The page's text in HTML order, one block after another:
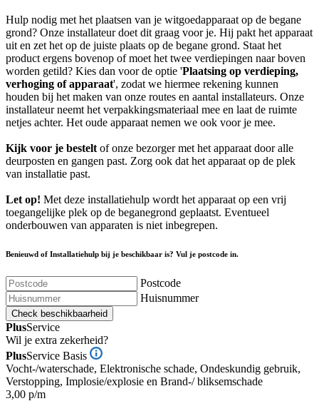
Hulp nodig met het plaatsen van je witgoedapparaat op de begane
grond? Onze installateur doet dit graag voor je. Hij pakt het apparaat
uit en zet het op de juiste plaats op de begane grond. Staat het
product ergens bovenop of moet het twee verdiepingen naar boven
worden getild? Kies dan voor de optie 'Plaatsing op verdieping,
verhoging of apparaat', zodat we hiermee rekening kunnen
houden bij het maken van onze routes en aantal installateurs. Onze
installateur neemt het verpakkingsmateriaal mee en laat de ruimte
netjes achter. Het oude apparaat nemen we ook voor je mee.
Kijk voor je bestelt of onze bezorger met het apparaat door alle
deurposten en gangen past. Zorg ook dat het apparaat op de plek
van installatie past.
Let op! Met deze installatiehulp wordt het apparaat op een vrij
toegangelijke plek op de beganegrond geplaatst. Eventueel
onderbouwen van apparaten is niet inbegrepen.
Benieuwd of Installatiehulp bij je beschikbaar is? Vul je postcode in.
Postcode
Huisnummer
Check beschikbaarheid
PlusService
Wil je extra zekerheid?
PlusService Basis
Vocht-/waterschade, Elektronische schade, Ondeskundig gebruik,
Verstopping, Implosie/explosie en Brand-/ bliksemschade
3,00 p/m